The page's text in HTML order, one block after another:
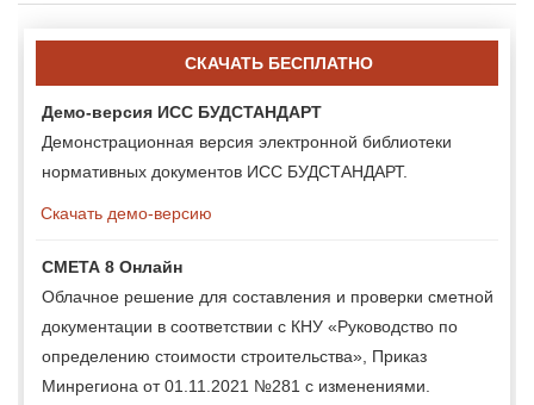
СКАЧАТЬ БЕСПЛАТНО
Демо-версия ИСС БУДСТАНДАРТ
Демонстрационная версия электронной библиотеки
нормативных документов ИСС БУДСТАНДАРТ.
Скачать демо-версию
СМЕТА 8 Онлайн
Облачное решение для составления и проверки сметной
документации в соответствии с КНУ «Руководство по
определению стоимости строительства», Приказ
Минрегиона от 01.11.2021 №281 с изменениями.